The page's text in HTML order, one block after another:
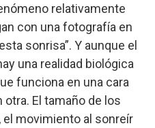
relativamente
con una fotografía en
sonrisa”. Y aunque el
una realidad biológica
funciona en una cara
El tamaño de los
el movimiento al sonreír